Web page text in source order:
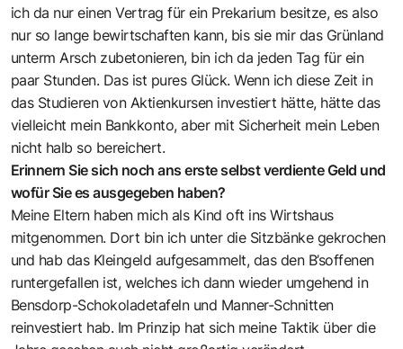
ich da nur einen Vertrag für ein Prekarium besitze, es also
nur so lange bewirtschaften kann, bis sie mir das Grünland
unterm Arsch zubetonieren, bin ich da jeden Tag für ein
paar Stunden. Das ist pures Glück. Wenn ich diese Zeit in
das Studieren von Aktienkursen investiert hätte, hätte das
vielleicht mein Bankkonto, aber mit Sicherheit mein Leben
nicht halb so bereichert.
Erinnern Sie sich noch ans erste selbst verdiente Geld und
wofür Sie es ausgegeben haben?
Meine Eltern haben mich als Kind oft ins Wirtshaus
mitgenommen. Dort bin ich unter die Sitzbänke gekrochen
und hab das Kleingeld aufgesammelt, das den B’soffenen
runtergefallen ist, welches ich dann wieder umgehend in
Bensdorp-Schokoladetafeln und Manner-Schnitten
reinvestiert hab. Im Prinzip hat sich meine Taktik über die